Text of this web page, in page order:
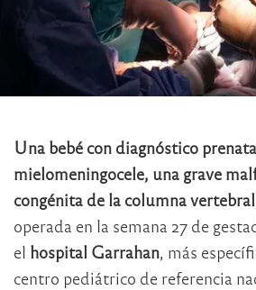
Una bebé con diagnóstico
mielomeningocele, una grave
congénita de la columna vertebral
operada en la semana 27 de
el hospital Garrahan, más
centro pediátrico de referencia